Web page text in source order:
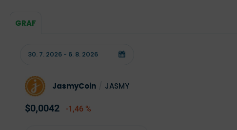
GRAF
JasmyCoin JASMY
$0,0042 -1,46 %